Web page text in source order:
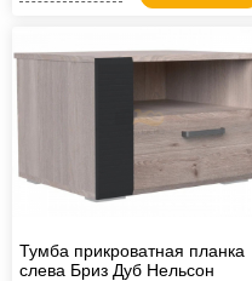
Тумба прикроватная планка
слева Бриз Дуб Нельсон